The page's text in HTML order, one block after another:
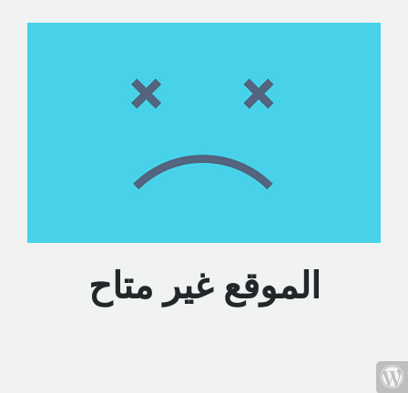
الموقع غير متاح